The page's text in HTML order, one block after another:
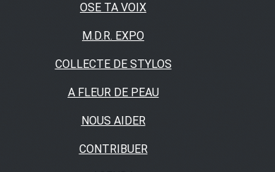
OSE TA VOIX
M.D.R. EXPO
COLLECTE DE STYLOS
A FLEUR DE PEAU
NOUS AIDER
CONTRIBUER